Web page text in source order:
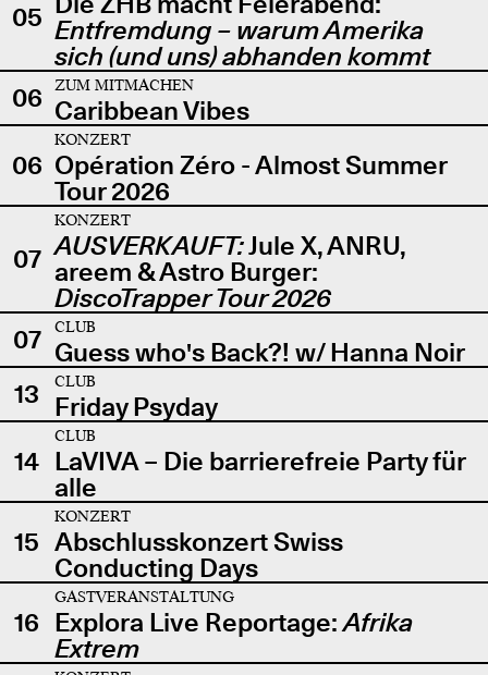
05 Entfremdung – warum Amerika
sich (und uns) abhanden kommt
06
ZUM MITMACHEN
Caribbean Vibes
06
KONZERT
Opération Zéro - Almost Summer
Tour 2026
07
KONZERT
AUSVERKAUFT:Jule X, ANRU,
areem & Astro Burger:
DiscoTrapper Tour 2026
07
CLUB
Guess who's Back?! w/ Hanna Noir
13
CLUB
Friday Psyday
14
CLUB
LaVIVA – Die barrierefreie Party für
alle
15
KONZERT
Abschlusskonzert Swiss
Conducting Days
16
GASTVERANSTALTUNG
Explora Live Reportage:Afrika
Extrem